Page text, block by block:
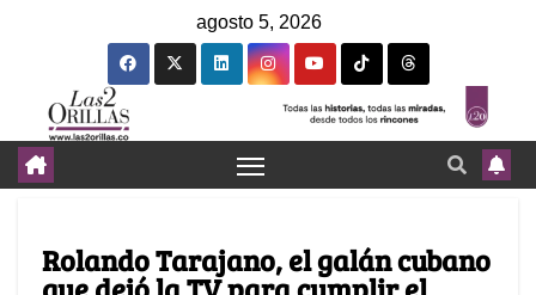
agosto 5, 2026
Rolando Tarajano, el galán cubano